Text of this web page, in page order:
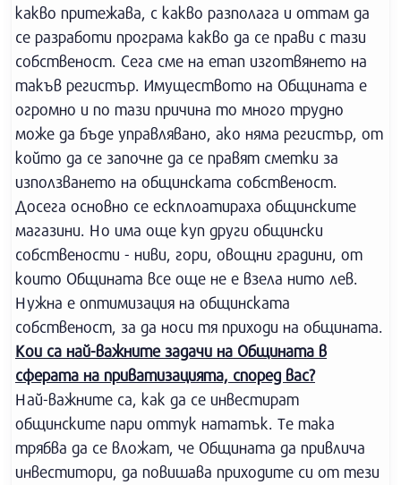
какво притежава, с какво разполага и оттам да
се разработи програма какво да се прави с тази
собственост. Сега сме на етап изготвянето на
такъв регистър. Имуществото на Общината е
огромно и по тази причина то много трудно
може да бъде управлявано, ако няма регистър, от
който да се започне да се правят сметки за
използването на общинската собственост.
Досега основно се ескплоатираха общинските
магазини. Но има още куп други общински
собствености - ниви, гори, овощни градини, от
които Общината все още не е взела нито лев.
Нужна е оптимизация на общинската
собственост, за да носи тя приходи на общината.
Кои са най-важните задачи на Общината в
сферата на приватизацията, според вас?
Най-важните са, как да се инвестират
общинските пари оттук нататък. Те така
трябва да се вложат, че Общината да привлича
инвеститори, да повишава приходите си от тези